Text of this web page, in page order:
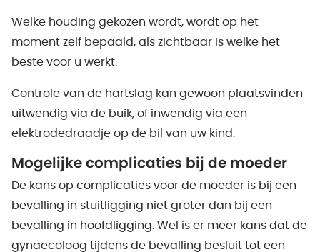
Welke houding gekozen wordt, wordt op het
moment zelf bepaald, als zichtbaar is welke het
beste voor u werkt.
Controle van de hartslag kan gewoon plaatsvinden
uitwendig via de buik, of inwendig via een
elektrodedraadje op de bil van uw kind.
Mogelijke complicaties bij de moeder
De kans op complicaties voor de moeder is bij een
bevalling in stuitligging niet groter dan bij een
bevalling in hoofdligging. Wel is er meer kans dat de
gynaecoloog tijdens de bevalling besluit tot een